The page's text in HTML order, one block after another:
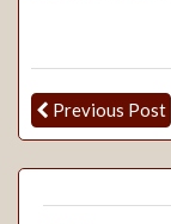
Previous Post